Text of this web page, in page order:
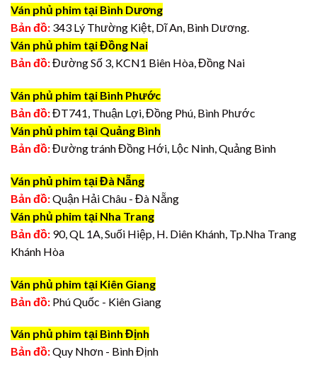
Ván phủ phim tại Bình Dương
Bản đồ: 343 Lý Thường Kiệt, Dĩ An, Bình Dương.
Ván phủ phim tại Đồng Nai
Bản đồ:Đường Số 3, KCN1 Biên Hòa, Đồng Nai
Ván phủ phim tại Bình Phước
Bản đồ:ĐT741, Thuận Lợi, Đồng Phú, Bình Phước
Ván phủ phim tại Quảng Bình
Bản đồ:Đường tránh Đồng Hới, Lộc Ninh, Quảng Bình
Ván phủ phim tại Đà Nẵng
Bản đồ:Quận Hải Châu - Đà Nẵng
Ván phủ phim tại Nha Trang
Bản đồ: 90, QL 1A, Suối Hiệp, H. Diên Khánh, Tp.Nha Trang
Khánh Hòa
Ván phủ phim tại Kiên Giang
Bản đồ: Phú Quốc - Kiên Giang
Ván phủ phim tại Bình Định
Bản đồ:Quy Nhơn - Bình Định